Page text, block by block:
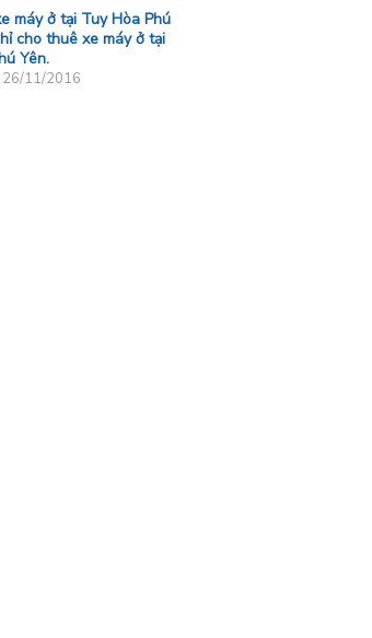
máy ở tại Tuy Hòa Phú
cho thuê xe máy ở tại
Yên.
26/11/2016